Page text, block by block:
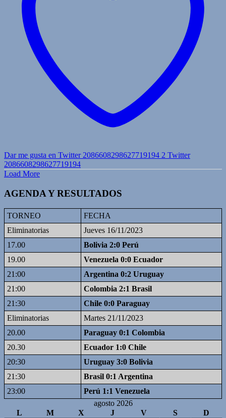
Dar me gusta en Twitter 2086608298627719194 2 Twitter
2086608298627719194
Load More
AGENDA Y RESULTADOS
TORNEO
FECHA
Eliminatorias
Jueves 16/11/2023
17.00
Bolivia 2:0 Perú
19.00
Venezuela 0:0 Ecuador
21:00
Argentina 0:2 Uruguay
21:00
Colombia 2:1 Brasil
21:30
Chile 0:0 Paraguay
Eliminatorias
Martes 21/11/2023
20.00
Paraguay 0:1 Colombia
20.30
Ecuador 1:0 Chile
20:30
Uruguay 3:0 Bolivia
21:30
Brasil 0:1 Argentina
23:00
Perú 1:1 Venezuela
agosto 2026
L
M X J V S
D